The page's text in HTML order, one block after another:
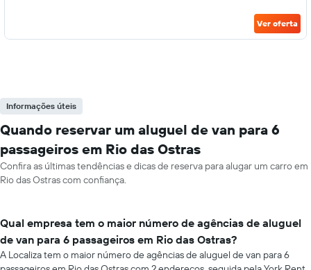
Ver oferta
Informações úteis
Quando reservar um aluguel de van para 6
passageiros em Rio das Ostras
Confira as últimas tendências e dicas de reserva para alugar um carro em
Rio das Ostras com confiança.
Qual empresa tem o maior número de agências de aluguel
de van para 6 passageiros em Rio das Ostras?
A Localiza tem o maior número de agências de aluguel de van para 6